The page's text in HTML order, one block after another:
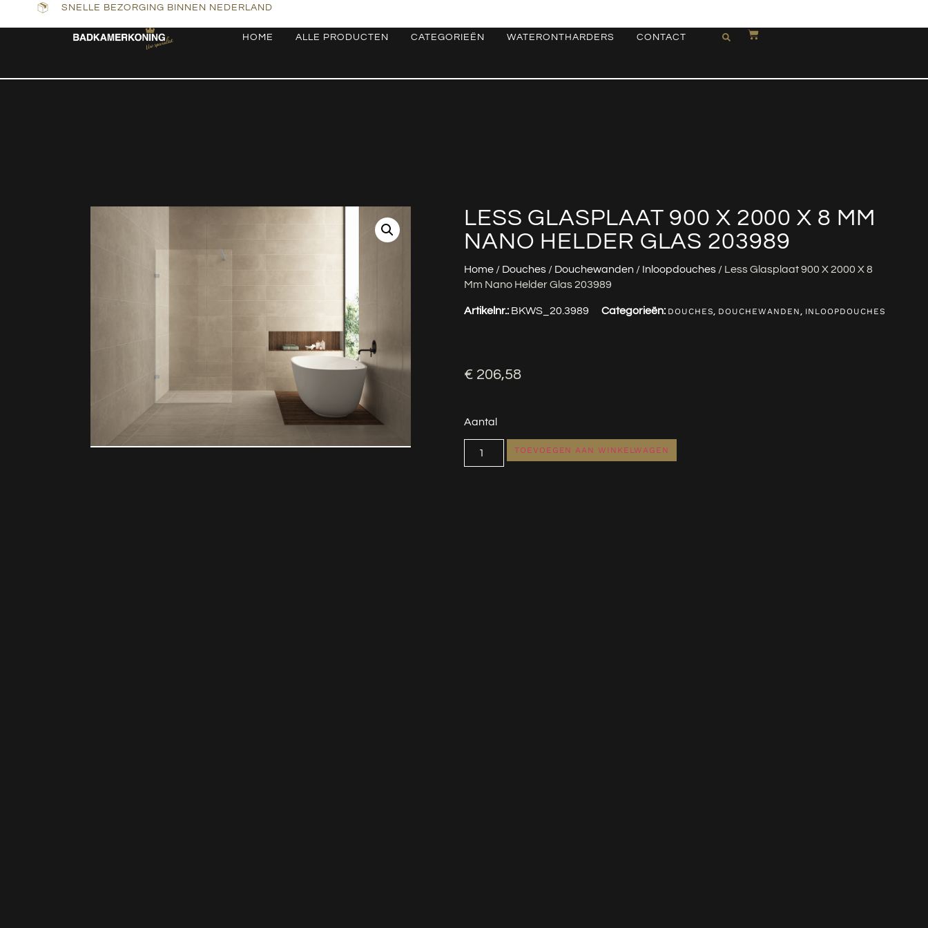
SNELLE BEZORGING BINNEN NEDERLAND
HOME ALLE PRODUCTEN CATEGORIEËN WATERONTHARDERS CONTACT
LESS GLASPLAAT 900 X 2000 X 8 MM
NANO HELDER GLAS 203989
Home / Douches / Douchewanden / Inloopdouches / Less Glasplaat 900 X 2000 X 8
Mm Nano Helder Glas 203989
Artikelnr.: BKWS_20.3989 Categorieën: DOUCHES DOUCHEWANDEN INLOOPDOUCHES
€ 206,58
Aantal
TOEVOEGEN AAN WINKELWAGEN